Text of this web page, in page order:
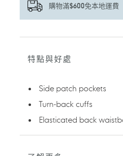
購物滿$600免本地運費
正
車
特點與好處
Side patch pockets
Turn-back cuffs
Elasticated back